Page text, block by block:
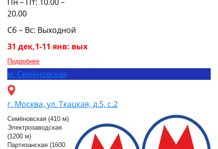
20.00
Сб – Вс: Выходной
31 дек,1-11 янв: вых
Подробнее
м. Семёновская
г. Москва, ул. Ткацкая, д.5, с.2
Семёновская (410 м)
Электрозаводская
(1200 м)
Партизанская (1600